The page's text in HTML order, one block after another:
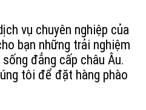
vụ chuyên nghiệp của
bạn những trải nghiệm
đẳng cấp châu Âu.
tôi để đặt hàng phào